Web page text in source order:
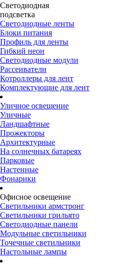
Светодиодная
подсветка
Светодиодные ленты
Блоки питания
Профиль для ленты
Гибкий неон
Светодиодные модули
Рассеиватели
Котроллеры для лент
Комплектующие для лент
Уличное освещение
Уличные
Ландшафтные
Прожекторы
Архитектурные
На солнечных батареях
Парковые
Настенные
Фонарики
Офисное освещение
Светильники армстронг
Светильники грильято
Светодиодные панели
Модульные светильники
Точечные светильники
Настольные лампы